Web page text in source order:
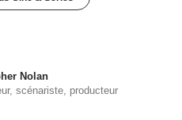
Nolan
scénariste, producteur